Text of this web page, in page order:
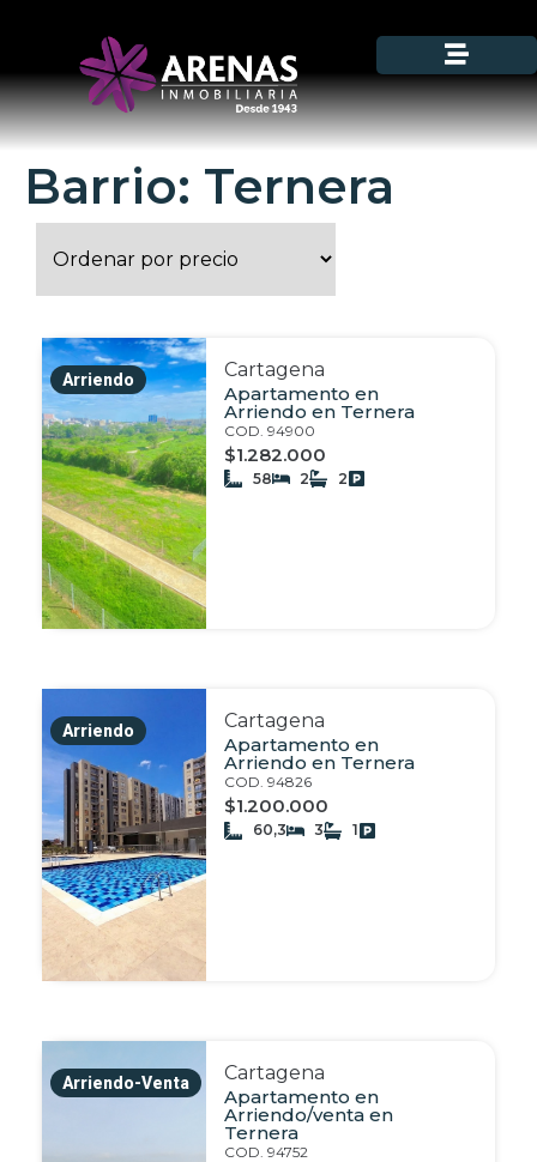
Barrio: Ternera
Arriendo
Cartagena
Apartamento en
Arriendo en Ternera
COD. 94900
$1.282.000
58 2 2
Arriendo
Cartagena
Apartamento en
Arriendo en Ternera
COD. 94826
$1.200.000
60,3 3 1
Arriendo-Venta
Cartagena
Apartamento en
Arriendo/venta en
Ternera
COD. 94752